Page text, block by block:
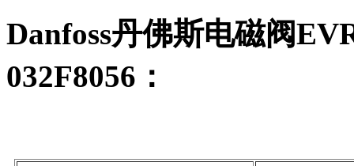
Danfoss丹佛斯电磁阀
032F8056：